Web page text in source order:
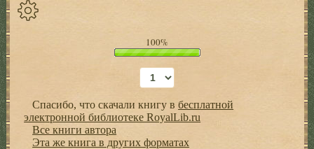
Установить
закладку
100%
Спасибо, что скачали книгу вбесплатной
электронной библиотеке RoyalLib.ru
Все книги автора
Эта же книга в других форматах